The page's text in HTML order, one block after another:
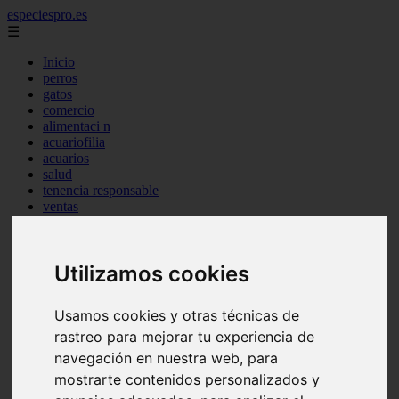
Utilizamos cookies
Usamos cookies y otras técnicas de
rastreo para mejorar tu experiencia de
navegación en nuestra web, para
mostrarte contenidos personalizados y
especiespro.es
☰
Inicio
perros
gatos
comercio
alimentaci n
acuariofilia
acuarios
salud
tenencia responsable
ventas
bienestar
peque os mam feros
legislaci n
peluquer a
peluquer a canina
complementos